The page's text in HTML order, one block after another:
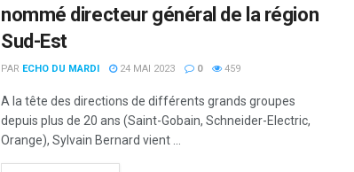
nommé directeur général de la région
Sud-Est
PAR ECHO DU MARDI 24 MAI 2023 0 459
A la tête des directions de différents grands groupes
depuis plus de 20 ans (Saint-Gobain, Schneider-Electric,
Orange), Sylvain Bernard vient ...